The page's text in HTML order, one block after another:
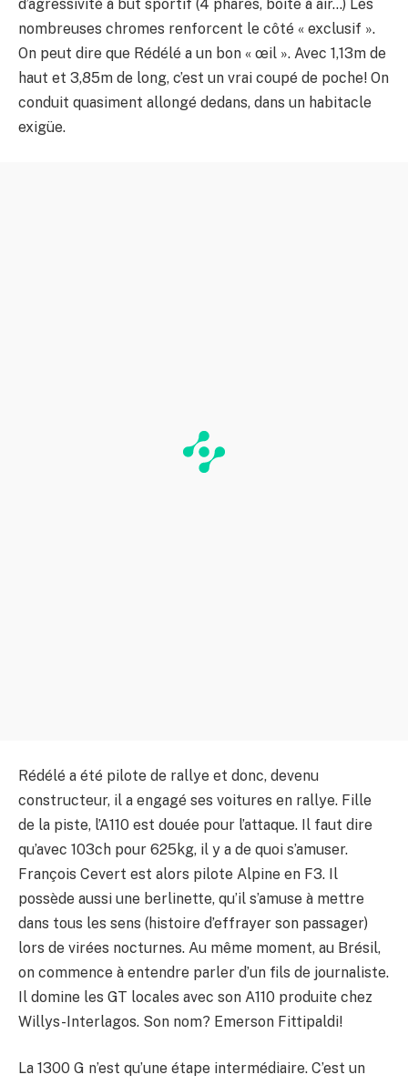
d’agressivité à but sportif (4 phares, boite à air…) Les
nombreuses chromes renforcent le côté « exclusif ».
On peut dire que Rédélé a un bon « œil ». Avec 1,13m de
haut et 3,85m de long, c’est un vrai coupé de poche! On
conduit quasiment allongé dedans, dans un habitacle
exigüe.
Rédélé a été pilote de rallye et donc, devenu
constructeur, il a engagé ses voitures en rallye. Fille
de la piste, l’A110 est douée pour l’attaque. Il faut dire
qu’avec 103ch pour 625kg, il y a de quoi s’amuser.
François Cevert est alors pilote Alpine en F3. Il
possède aussi une berlinette, qu’il s’amuse à mettre
dans tous les sens (histoire d’effrayer son passager)
lors de virées nocturnes. Au même moment, au Brésil,
on commence à entendre parler d’un fils de journaliste.
Il domine les GT locales avec son A110 produite chez
Willys-Interlagos. Son nom? Emerson Fittipaldi!
La 1300 G n’est qu’une étape intermédiaire. C’est un